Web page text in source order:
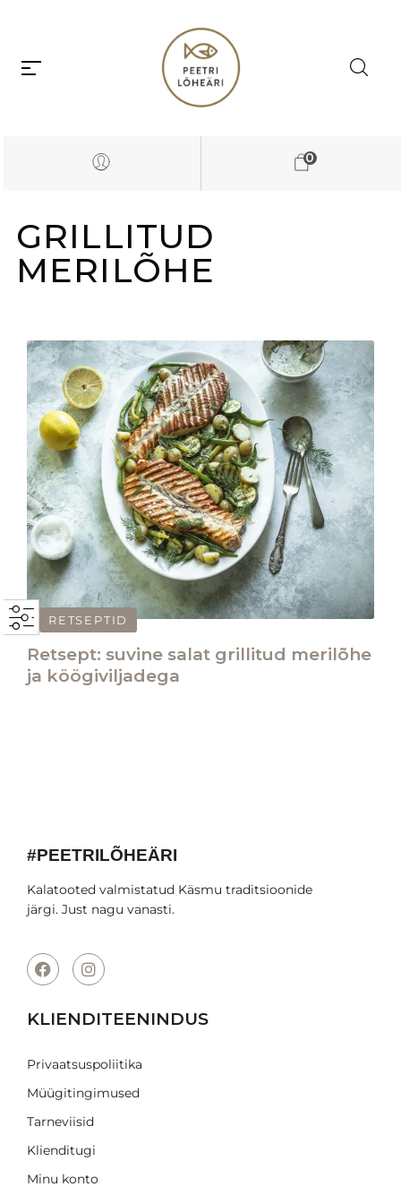
0
GRILLITUD
MERILÕHE
RETSEPTID
Retsept: suvine salat grillitud merilõhe
ja köögiviljadega
#PEETRILÕHEÄRI
Kalatooted valmistatud Käsmu traditsioonide
järgi. Just nagu vanasti.
KLIENDITEENINDUS
Privaatsuspoliitika
Müügitingimused
Tarneviisid
Klienditugi
Minu konto